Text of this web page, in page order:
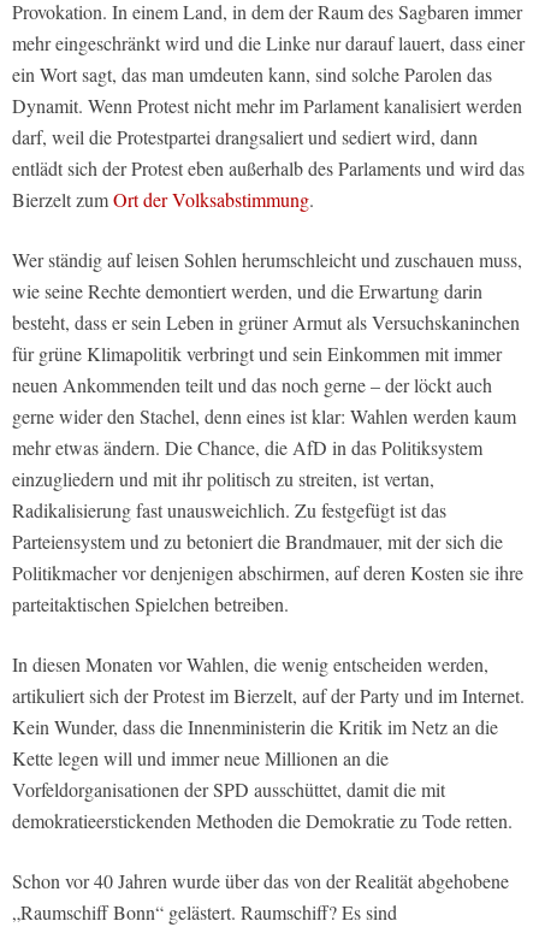
Provokation. In einem Land, in dem der Raum des Sagbaren immer
mehr eingeschränkt wird und die Linke nur darauf lauert, dass einer
ein Wort sagt, das man umdeuten kann, sind solche Parolen das
Dynamit. Wenn Protest nicht mehr im Parlament kanalisiert werden
darf, weil die Protestpartei drangsaliert und sediert wird, dann
entlädt sich der Protest eben außerhalb des Parlaments und wird das
Bierzelt zumOrt der Volksabstimmung.
Wer ständig auf leisen Sohlen herumschleicht und zuschauen muss,
wie seine Rechte demontiert werden, und die Erwartung darin
besteht, dass er sein Leben in grüner Armut als Versuchskaninchen
für grüne Klimapolitik verbringt und sein Einkommen mit immer
neuen Ankommenden teilt und das noch gerne – der löckt auch
gerne wider den Stachel, denn eines ist klar: Wahlen werden kaum
mehr etwas ändern. Die Chance, die AfD in das Politiksystem
einzugliedern und mit ihr politisch zu streiten, ist vertan,
Radikalisierung fast unausweichlich. Zu festgefügt ist das
Parteiensystem und zu betoniert die Brandmauer, mit der sich die
Politikmacher vor denjenigen abschirmen, auf deren Kosten sie ihre
parteitaktischen Spielchen betreiben.
In diesen Monaten vor Wahlen, die wenig entscheiden werden,
artikuliert sich der Protest im Bierzelt, auf der Party und im Internet.
Kein Wunder, dass die Innenministerin die Kritik im Netz an die
Kette legen will und immer neue Millionen an die
Vorfeldorganisationen der SPD ausschüttet, damit die mit
demokratieerstickenden Methoden die Demokratie zu Tode retten.
Schon vor 40 Jahren wurde über das von der Realität abgehobene
„Raumschiff Bonn“ gelästert. Raumschiff? Es sind